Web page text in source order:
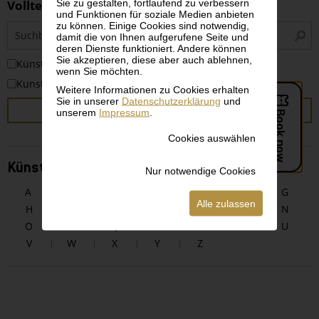
und Funktionen für soziale Medien anbieten
zu können. Einige Cookies sind notwendig,
damit die von Ihnen aufgerufene Seite und
deren Dienste funktioniert. Andere können
Sie akzeptieren, diese aber auch ablehnen,
wenn Sie möchten.
Weitere Informationen zu Cookies erhalten
Sie in unserer Datenschutzerklärung und
unserem Impressum
Cookies auswählen
Nur notwendige Cookies
Alle zulassen
Volltextsuche
KünstlerInnen
Kunstwerke
SUCHEN
KünstlerInnen alphabetisch
A E F
G
H
L M
N
O
U
V
W X Y Z